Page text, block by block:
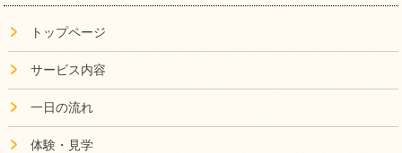
トップページ
サービス内容
一日の流れ
体験・見学